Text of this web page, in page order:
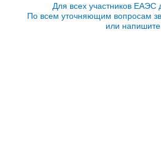
Для всех участников ЕАЭС
По всем уточняющим вопросам
или